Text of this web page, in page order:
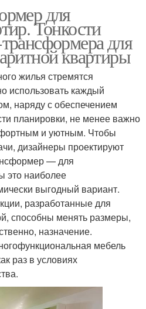
для
Тонкости
для
квартиры
жилья стремятся
использовать каждый
наряду с обеспечением
планировки, не менее важно
и уютным. Чтобы
дизайнеры проектируют
— для
это наиболее
выгодный вариант.
разработанные для
способны менять размеры,
назначение.
мебель
раз в условиях